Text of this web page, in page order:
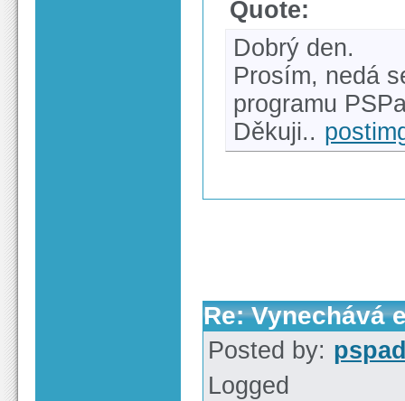
Quote:
Dobrý den.
Prosím, nedá
programu
Děkuji..
Re: Vynechává
Posted by:
Logged